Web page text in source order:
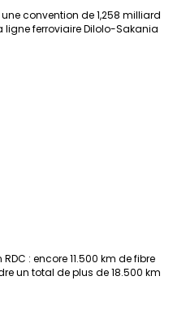
convention de 1,258 milliard
ligne ferroviaire Dilolo-Sakania
: encore 11.500 km de fibre
un total de plus de 18.500 km